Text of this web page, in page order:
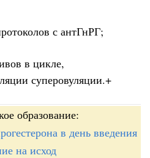
с антГнРГ;
в цикле,
суперовуляции.+
образование:
в день введения
на исход